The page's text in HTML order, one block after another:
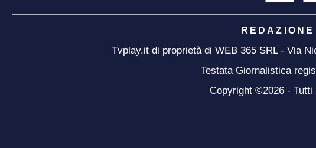
REDAZIONE
Tvplay.it di proprietà di WEB 365 SRL - Via
Testata Giornalistica
Copyright ©2026 -